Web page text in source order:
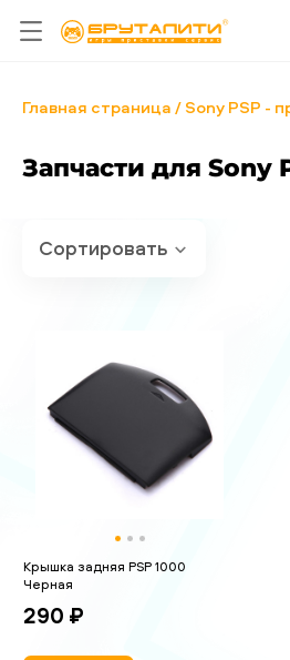
Главная страница Sony PSP -
Запчасти для Sony
Крышка задняя PSP 1000
Черная
290 ₽